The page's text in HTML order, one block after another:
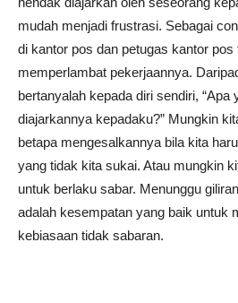
mudah menjadi frustrasi. Sebagai
di kantor pos dan petugas kantor
memperlambat pekerjaannya.
bertanyalah kepada diri sendiri, “Apa
diajarkannya kepadaku?” Mungkin
betapa mengesalkannya bila kita
yang tidak kita sukai. Atau mungkin
untuk berlaku sabar. Menunggu
adalah kesempatan yang baik untuk
kebiasaan tidak sabaran.